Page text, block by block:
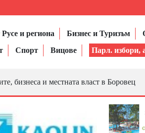
и региона Бизнес и Туризъм
Спорт Вицове Парл. избори,
бизнеса и местната власт в Боровец